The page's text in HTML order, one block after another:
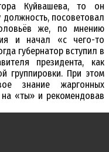
Куйвашева, то он
должность, посоветовал
же, по мнению
и начал «с чего-то
губернатор вступил в
президента, как
группировки. При этом
знание жаргонных
«ты» и рекомендовав